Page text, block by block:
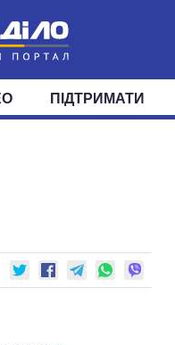
ПІДТРИМАТИ